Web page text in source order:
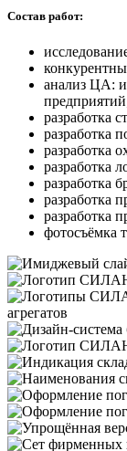
Состав работ:
анализ ЦА:
разработка
разработка
разработка
разработка
разработка
разработка
разработка
фотосъёмка